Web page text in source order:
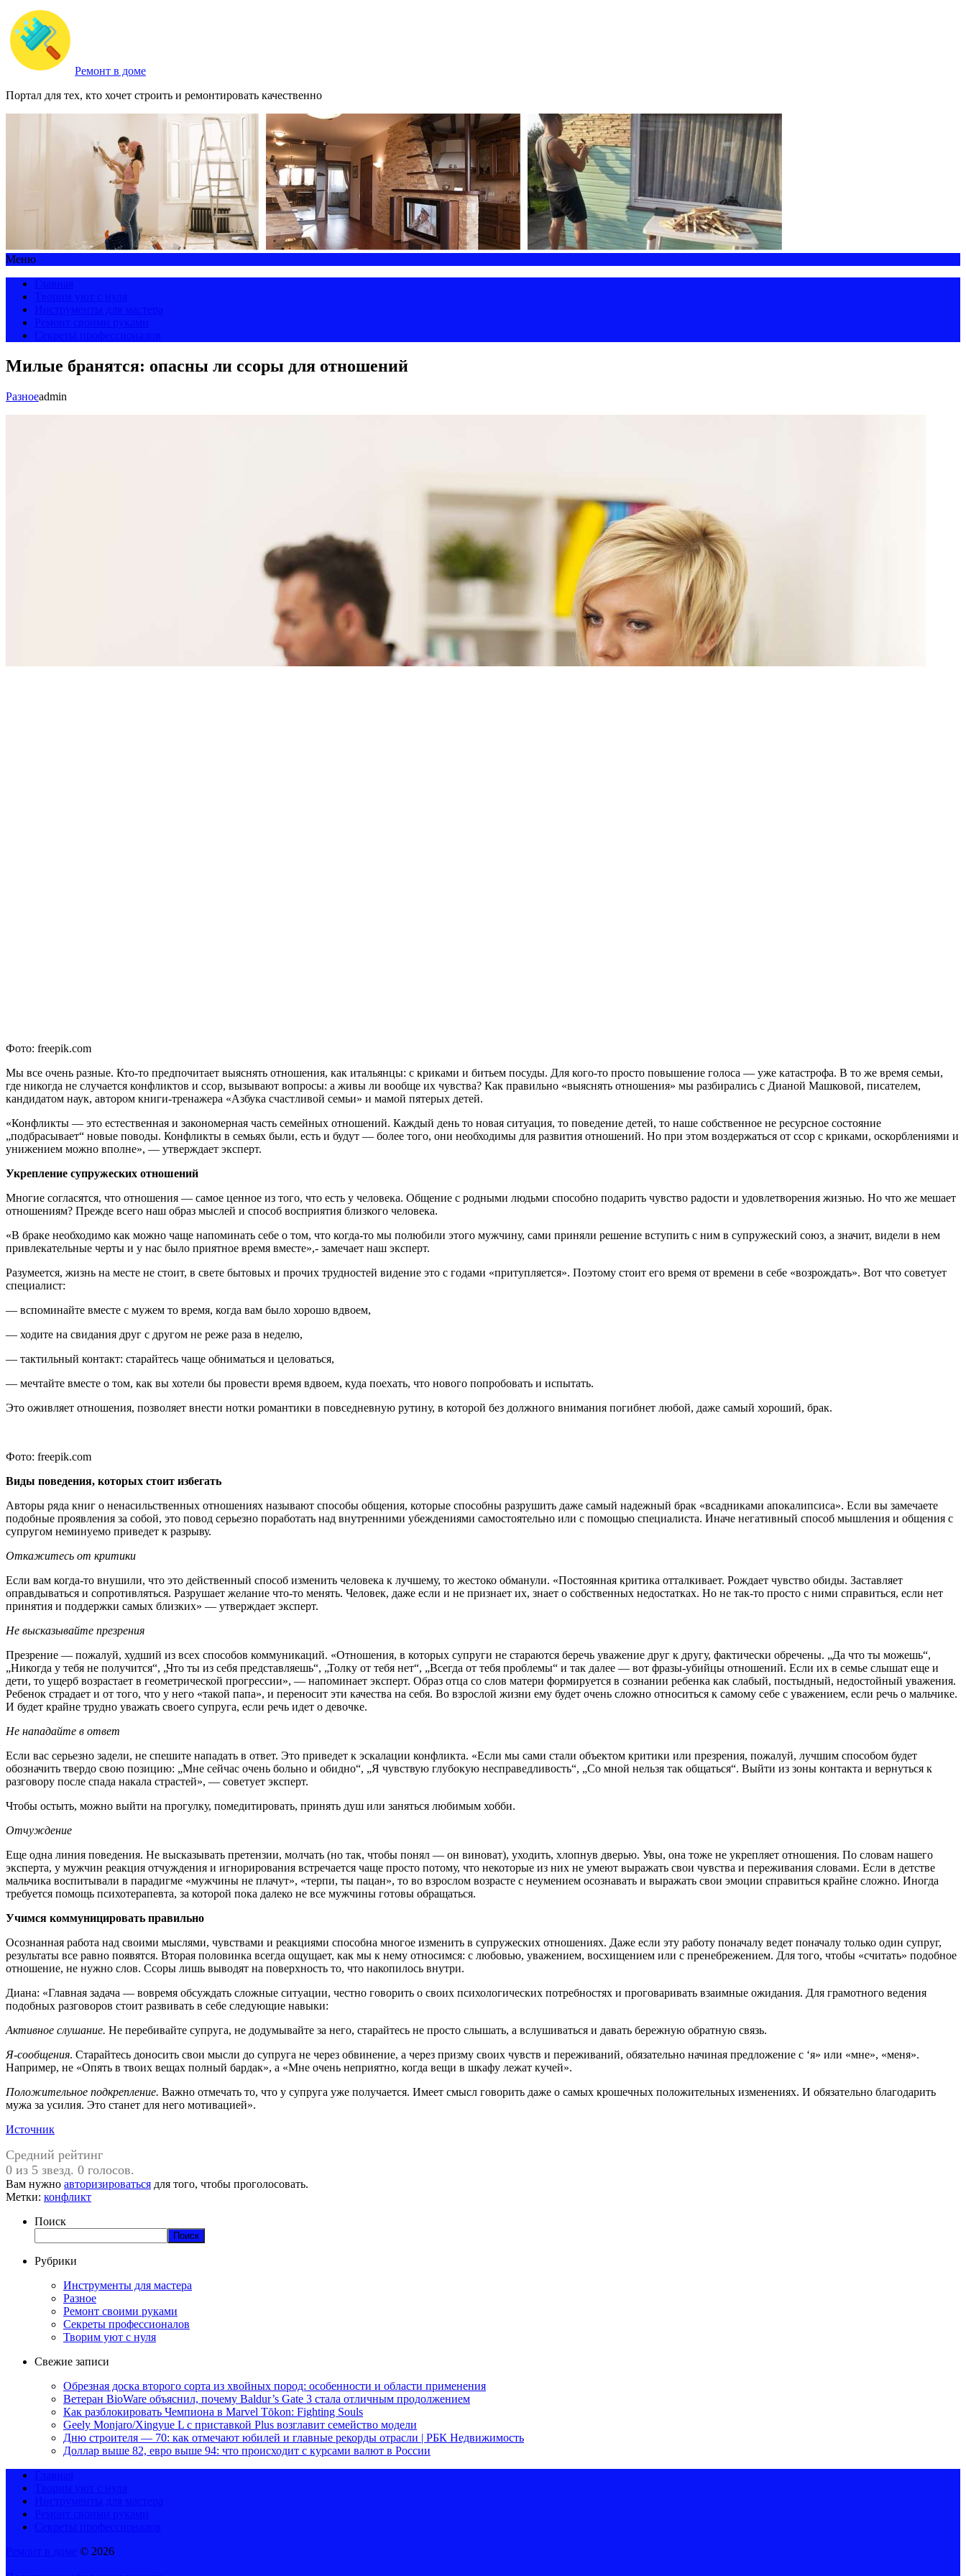
Ремонт в доме
Портал для тех, кто хочет строить и ремонтировать качественно
Меню
Милые бранятся: опасны ли ссоры для отношений
Разноеadmin
Фото: freepik.com
Мы все очень разные. Кто-то предпочитает выяснять отношения, как итальянцы: с криками и битьем посуды. Для кого-то просто повышение голоса — уже катастрофа. В то же время семьи,
где никогда не случается конфликтов и ссор, вызывают вопросы: а живы ли вообще их чувства? Как правильно «выяснять отношения» мы разбирались с Дианой Машковой, писателем,
кандидатом наук, автором книги-тренажера «Азбука счастливой семьи» и мамой пятерых детей.
«Конфликты — это естественная и закономерная часть семейных отношений. Каждый день то новая ситуация, то поведение детей, то наше собственное не ресурсное состояние
„подбрасывает“ новые поводы. Конфликты в семьях были, есть и будут — более того, они необходимы для развития отношений. Но при этом воздержаться от ссор с криками, оскорблениями и
унижением можно вполне», — утверждает эксперт.
Укрепление супружеских отношений
Многие согласятся, что отношения — самое ценное из того, что есть у человека. Общение с родными людьми способно подарить чувство радости и удовлетворения жизнью. Но что же мешает
отношениям? Прежде всего наш образ мыслей и способ восприятия близкого человека.
«В браке необходимо как можно чаще напоминать себе о том, что когда-то мы полюбили этого мужчину, сами приняли решение вступить с ним в супружеский союз, а значит, видели в нем
привлекательные черты и у нас было приятное время вместе»,- замечает наш эксперт.
Разумеется, жизнь на месте не стоит, в свете бытовых и прочих трудностей видение это с годами «притупляется». Поэтому стоит его время от времени в себе «возрождать». Вот что советует
специалист:
— вспоминайте вместе с мужем то время, когда вам было хорошо вдвоем,
— ходите на свидания друг с другом не реже раза в неделю,
— тактильный контакт: старайтесь чаще обниматься и целоваться,
— мечтайте вместе о том, как вы хотели бы провести время вдвоем, куда поехать, что нового попробовать и испытать.
Это оживляет отношения, позволяет внести нотки романтики в повседневную рутину, в которой без должного внимания погибнет любой, даже самый хороший, брак.
Фото: freepik.com
Виды поведения, которых стоит избегать
Авторы ряда книг о ненасильственных отношениях называют способы общения, которые способны разрушить даже самый надежный брак «всадниками апокалипсиса». Если вы замечаете
подобные проявления за собой, это повод серьезно поработать над внутренними убеждениями самостоятельно или с помощью специалиста. Иначе негативный способ мышления и общения с
супругом неминуемо приведет к разрыву.
Откажитесь от критики
Если вам когда-то внушили, что это действенный способ изменить человека к лучшему, то жестоко обманули. «Постоянная критика отталкивает. Рождает чувство обиды. Заставляет
оправдываться и сопротивляться. Разрушает желание что-то менять. Человек, даже если и не признает их, знает о собственных недостатках. Но не так-то просто с ними справиться, если нет
принятия и поддержки самых близких» — утверждает эксперт.
Не высказывайте презрения
Презрение — пожалуй, худший из всех способов коммуникаций. «Отношения, в которых супруги не стараются беречь уважение друг к другу, фактически обречены. „Да что ты можешь“,
„Никогда у тебя не получится“, „Что ты из себя представляешь“, „Толку от тебя нет“, „Всегда от тебя проблемы“ и так далее — вот фразы-убийцы отношений. Если их в семье слышат еще и
дети, то ущерб возрастает в геометрической прогрессии», — напоминает эксперт. Образ отца со слов матери формируется в сознании ребенка как слабый, постыдный, недостойный уважения.
Ребенок страдает и от того, что у него «такой папа», и переносит эти качества на себя. Во взрослой жизни ему будет очень сложно относиться к самому себе с уважением, если речь о мальчике.
И будет крайне трудно уважать своего супруга, если речь идет о девочке.
Не нападайте в ответ
Если вас серьезно задели, не спешите нападать в ответ. Это приведет к эскалации конфликта. «Если мы сами стали объектом критики или презрения, пожалуй, лучшим способом будет
обозначить твердо свою позицию: „Мне сейчас очень больно и обидно“, „Я чувствую глубокую несправедливость“, „Со мной нельзя так общаться“. Выйти из зоны контакта и вернуться к
разговору после спада накала страстей», — советует эксперт.
Чтобы остыть, можно выйти на прогулку, помедитировать, принять душ или заняться любимым хобби.
Отчуждение
Еще одна линия поведения. Не высказывать претензии, молчать (но так, чтобы понял — он виноват), уходить, хлопнув дверью. Увы, она тоже не укрепляет отношения. По словам нашего
эксперта, у мужчин реакция отчуждения и игнорирования встречается чаще просто потому, что некоторые из них не умеют выражать свои чувства и переживания словами. Если в детстве
мальчика воспитывали в парадигме «мужчины не плачут», «терпи, ты пацан», то во взрослом возрасте с неумением осознавать и выражать свои эмоции справиться крайне сложно. Иногда
требуется помощь психотерапевта, за которой пока далеко не все мужчины готовы обращаться.
Учимся коммуницировать правильно
Осознанная работа над своими мыслями, чувствами и реакциями способна многое изменить в супружеских отношениях. Даже если эту работу поначалу ведет поначалу только один супруг,
результаты все равно появятся. Вторая половинка всегда ощущает, как мы к нему относимся: с любовью, уважением, восхищением или с пренебрежением. Для того, чтобы «считать» подобное
отношение, не нужно слов. Ссоры лишь выводят на поверхность то, что накопилось внутри.
Диана: «Главная задача — вовремя обсуждать сложные ситуации, честно говорить о своих психологических потребностях и проговаривать взаимные ожидания. Для грамотного ведения
подобных разговоров стоит развивать в себе следующие навыки:
Активное слушание. Не перебивайте супруга, не додумывайте за него, старайтесь не просто слышать, а вслушиваться и давать бережную обратную связь.
Я-сообщения. Старайтесь доносить свои мысли до супруга не через обвинение, а через призму своих чувств и переживаний, обязательно начиная предложение с ‘я» или «мне», «меня».
Например, не «Опять в твоих вещах полный бардак», а «Мне очень неприятно, когда вещи в шкафу лежат кучей».
Положительное подкрепление. Важно отмечать то, что у супруга уже получается. Имеет смысл говорить даже о самых крошечных положительных изменениях. И обязательно благодарить
мужа за усилия. Это станет для него мотивацией».
Источник
Средний рейтинг
0 из 5 звезд. 0 голосов.
Вам нужно авторизироваться для того, чтобы проголосовать.
Метки: конфликт
Поиск
Поиск
Рубрики
Инструменты для мастера
Разное
Ремонт своими руками
Секреты профессионалов
Творим уют с нуля
Свежие записи
Обрезная доска второго сорта из хвойных пород: особенности и области применения
Ветеран BioWare объяснил, почему Baldur’s Gate 3 стала отличным продолжением
Как разблокировать Чемпиона в Marvel Tōkon: Fighting Souls
Geely Monjaro/Xingyue L с приставкой Plus возглавит семейство модели
Дню строителя — 70: как отмечают юбилей и главные рекорды отрасли | РБК Недвижимость
Доллар выше 82, евро выше 94: что происходит с курсами валют в России
© 2026